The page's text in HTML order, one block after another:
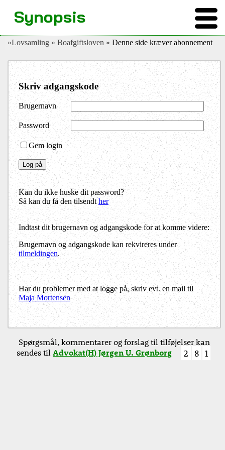
»Lovsamling » Boafgiftsloven » Denne side kræver abonnement
Skriv adgangskode
Brugernavn
Password
Gem login
Kan du ikke huske dit password?
Så kan du få den tilsendther
Indtast dit brugernavn og adgangskode for at komme videre:
Brugernavn og adgangskode kan rekvireres under
tilmeldingen.
Har du problemer med at logge på, skriv evt. en mail til
Maja Mortensen
Synopsis
Spørgsmål, kommentarer og forslag til tilføjelser kan
sendes tilAdvokat(H) Jørgen U. Grønborg 2 8 1